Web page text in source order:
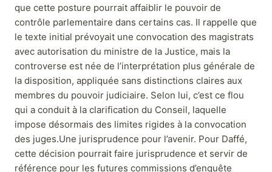
que cette posture pourrait affaiblir le pouvoir de
contrôle parlementaire dans certains cas. Il rappelle que
le texte initial prévoyait une convocation des magistrats
avec autorisation du ministre de la Justice, mais la
controverse est née de l’interprétation plus générale de
la disposition, appliquée sans distinctions claires aux
membres du pouvoir judiciaire. Selon lui, c’est ce flou
qui a conduit à la clarification du Conseil, laquelle
impose désormais des limites rigides à la convocation
des juges.Une jurisprudence pour l’avenir. Pour Daffé,
cette décision pourrait faire jurisprudence et servir de
référence pour les futures commissions d’enquête